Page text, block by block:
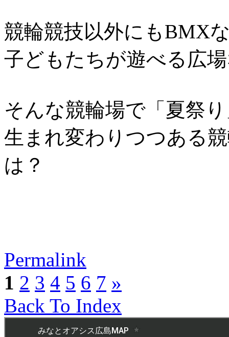
競輪競技以外にもBMX
子どもたちが遊べる広
そんな競輪場で「夏祭
生まれ変わりつつある
は？
Permalink
1 2 3 4 5 6 7 »
Back To Index